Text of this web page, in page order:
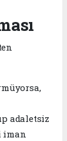
adaletsiz
iman